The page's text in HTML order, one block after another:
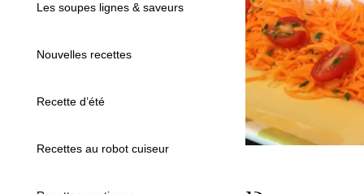
Les soupes lignes & saveurs
Nouvelles recettes
Recette d’été
Recettes au robot cuiseur